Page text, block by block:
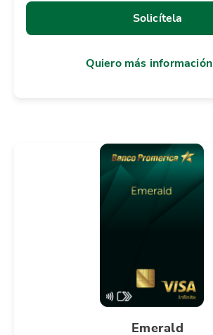
Solicítela
Quiero más información
Emerald